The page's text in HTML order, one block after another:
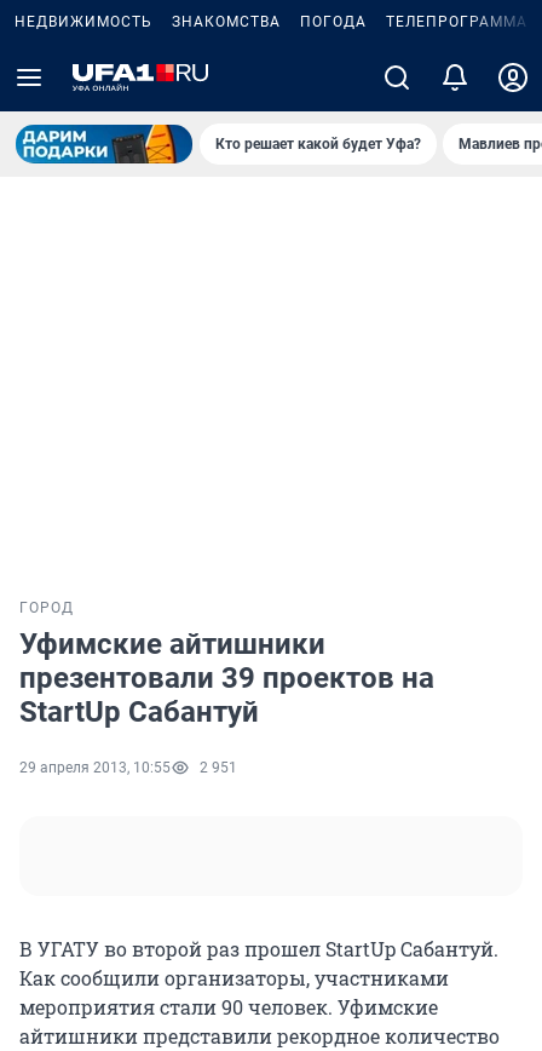
НЕДВИЖИМОСТЬ ЗНАКОМСТВА ПОГОДА ТЕЛЕПРОГРАММА
Кто решает какой будет Уфа? Мавлиев
ГОРОД
Уфимские айтишники
презентовали 39 проектов на
StartUp Сабантуй
29 апреля 2013, 10:55 2 951
В УГАТУ во второй раз прошел StartUp Сабантуй.
Как сообщили организаторы, участниками
мероприятия стали 90 человек. Уфимские
айтишники представили рекордное количество